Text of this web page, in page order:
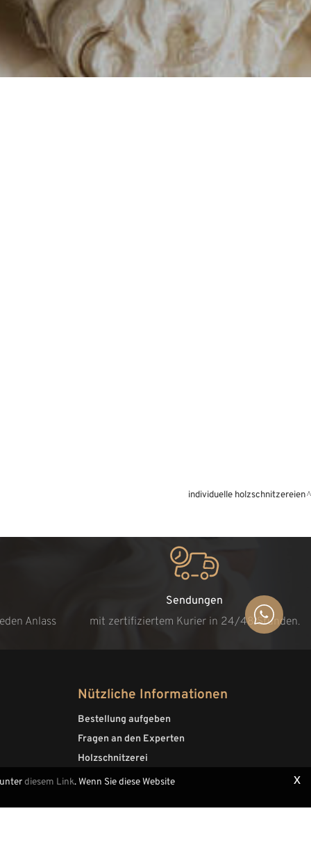
individuelle holzschnitzereien
Anlass
Sendungen
mit zertifiziertem Kurier in 24/48 Stunden.
Nützliche Informationen
Bestellung aufgeben
Fragen an den Experten
Holzschnitzerei
x
diesem Link. Wenn Sie diese Website